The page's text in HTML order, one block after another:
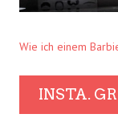
Wie ich einem
INSTA.